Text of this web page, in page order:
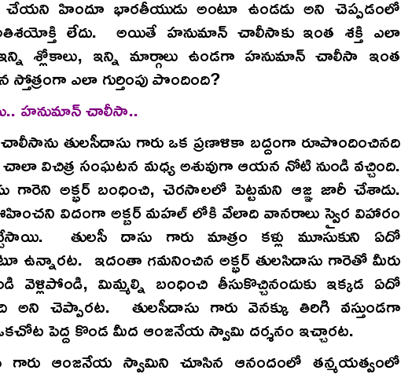
హిందూ భారతీయుడు అంటూ ఉండడు అని చెప్పడంలో
లేదు. అయితే హనుమాన్ చాలీసాకు ఇంత శక్తి ఎలా
ఇన్ని శ్లోకాలు, ఇన్ని మార్గాలు ఉండగా హనుమాన్ చాలీసా ఇంత
స్తోత్రంగా ఎలా గుర్తింపు పొందింది?
హనుమాన్ చాలీసా..
తులసీదాసు గారు ఒక ప్రణాళికా బద్దంగా రూపొందించినది
విచిత్ర సంఘటన మధ్య అశువుగా ఆయన నోటి నుండి వచ్చింది.
గారెని అక్భర్ బంధించి, చెరసాలలో పెట్టమని ఆజ్ఞ జారీ చేశాడు.
ఊహించని విదంగా అక్బర్ మహల్ లోకి వేలాది వానరాలు స్వైర విహారం
తులసీ దాసు గారు మాత్రం కళ్లు మూసుకుని ఏదో
ఉన్నారట. ఇదంతా గమనించిన అక్భర్ తులసిదాసు గారెతో మీరు
వెళ్లిపోండి, మిమ్మల్ని బంధించి తీసుకొచ్చినందుకు ఇక్కడ ఏదో
అని చెప్పారట. తులసీదాసు గారు వెనక్కు తిరిగి వస్తుండగా
పెద్ద కొండ మీద ఆంజనేయ స్వామి దర్శనం ఇచ్చారట.
గారు ఆంజనేయ స్వామిని చూసిన ఆనందంలో తన్మయత్వంలో